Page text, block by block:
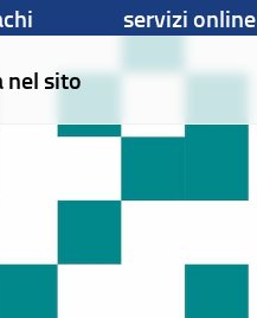
servizi online
nel sito